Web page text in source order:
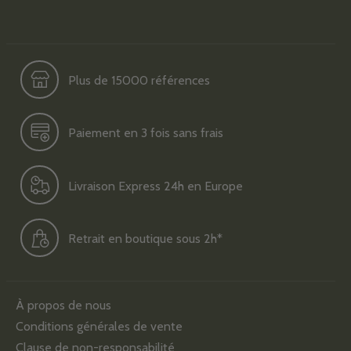
Plus de 15000 références
Paiement en 3 fois sans frais
Livraison Express 24h en Europe
Retrait en boutique sous 2h*
À propos de nous
Conditions générales de vente
Clause de non-responsabilité